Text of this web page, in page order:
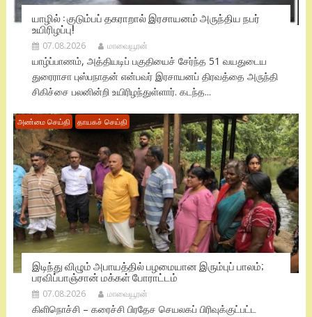
யாழில் : குடும்பப் தகராறால் இரசாயனம் அருந்திய நபர்
உயிரிழப்பு!
07.08.2026 மாவையூரன்
யாழ்ப்பாணம், அத்தியடிப் பகுதியைச் சேர்ந்த 51 வயதுடைய
துரைராசா புஸ்பநாதன் என்பவர் இரசாயனப் திரவத்தை அருந்தி
சிகிச்சை பலனின்றி உயிரிழந்துள்ளார். கடந்த...
அண்மை செய்தி தாயகச் செய்தி
இடிந்து விழும் அபாயத்தில் பழமையான இரும்புப் பாலம்;
பரவிப்பாஞ்சான் மக்கள் போராட்டம்
07.08.2026 மாவையூரன்
கிளிநொச்சி – கரைச்சி பிரதேச செயலகப் பிரிவுக்குட்பட்ட